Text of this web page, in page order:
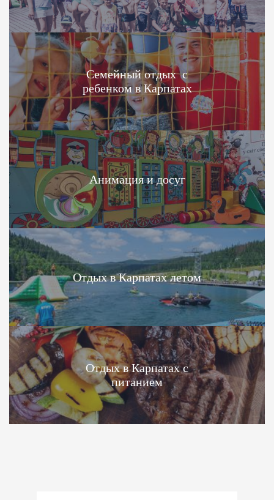
Семейный отдых с
ребенком в Карпатах
Анимация и досуг
Отдых в Карпатах летом
Отдых в Карпатах с
питанием